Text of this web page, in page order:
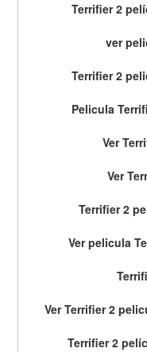
Terrifier 2
ver
Terrifier 2
Pelicula
Ver
Ver
Terrifier 2
Ver pelicula
Ver Terrifier 2
Terrifier 2